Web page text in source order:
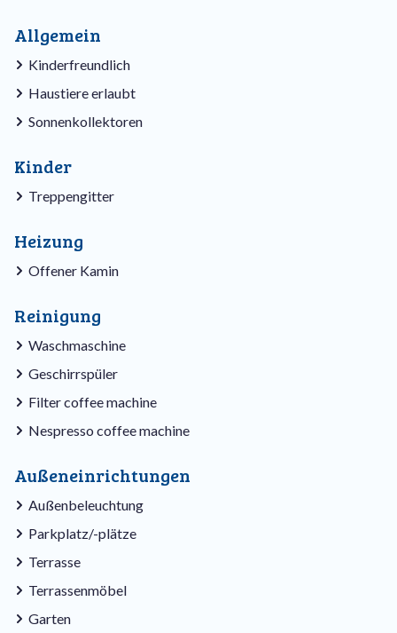
Allgemein
Kinderfreundlich
Haustiere erlaubt
Sonnenkollektoren
Kinder
Treppengitter
Heizung
Offener Kamin
Reinigung
Waschmaschine
Geschirrspüler
Filter coffee machine
Nespresso coffee machine
Außeneinrichtungen
Außenbeleuchtung
Parkplatz/-plätze
Terrasse
Terrassenmöbel
Garten